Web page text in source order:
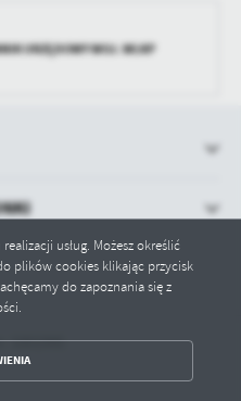
usług. Możesz określić
plików cookies klikając przycisk
do zapoznania się z
URZĘDOWY WOJ. WLKP
1001995